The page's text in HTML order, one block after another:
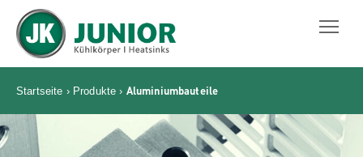
JUNIOR KÜHLKÖRPER GMBH
Startseite › Produkte › Aluminiumbauteile